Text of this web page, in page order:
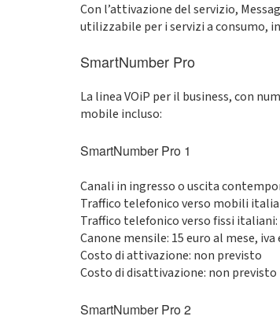
Con l’attivazione del servizio,
utilizzabile per i servizi a consumo,
SmartNumber Pro
La linea VOiP per il business, con
mobile incluso:
SmartNumber Pro 1
Canali in ingresso o uscita
Traffico telefonico verso mobili
Traffico telefonico verso fissi
Canone mensile: 15 euro al mese,
Costo di attivazione: non previsto
Costo di disattivazione: non previsto
SmartNumber Pro 2